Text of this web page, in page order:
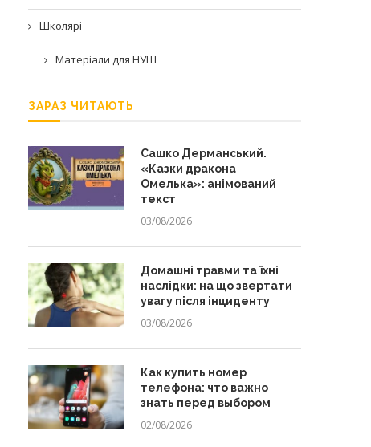
Школярі
Матеріали для НУШ
ЗАРАЗ ЧИТАЮТЬ
Сашко Дерманський.
«Казки дракона
Омелька»: анімований
текст
03/08/2026
Домашні травми та їхні
наслідки: на що звертати
увагу після інциденту
03/08/2026
Как купить номер
телефона: что важно
знать перед выбором
02/08/2026